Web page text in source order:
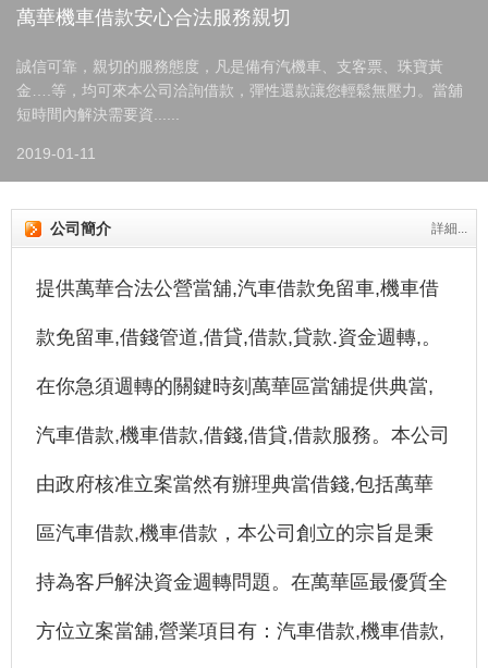
萬華機車借款安心合法服務親切
誠信可靠，親切的服務態度，凡是備有汽機車、支客票、珠寶黃
金….等，均可來本公司洽詢借款，彈性還款讓您輕鬆無壓力。當舖
短時間內解決需要資......
2019-01-11
公司簡介 詳細...
提供萬華合法公營當舖,汽車借款免留車,機車借
款免留車,借錢管道,借貸,借款,貸款.資金週轉,。
在你急須週轉的關鍵時刻萬華區當舖提供典當,
汽車借款,機車借款,借錢,借貸,借款服務。本公司
由政府核准立案當然有辦理典當借錢,包括萬華
區汽車借款,機車借款，本公司創立的宗旨是秉
持為客戶解決資金週轉問題。在萬華區最優質全
方位立案當舖,營業項目有：汽車借款,機車借款,